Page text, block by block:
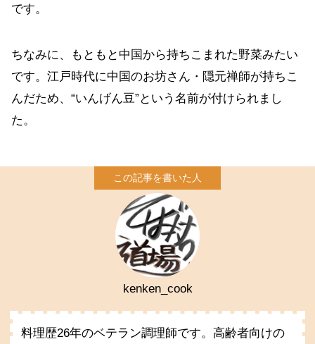
です。
ちなみに、もともと中国から持ちこまれた野菜みたい
です。江戸時代に中国のお坊さん・隠元禅師が持ちこ
んだため、“いんげん豆”という名前が付けられまし
た。
kenken_cook
料理歴26年のベテラン調理師です。高齢者向けの